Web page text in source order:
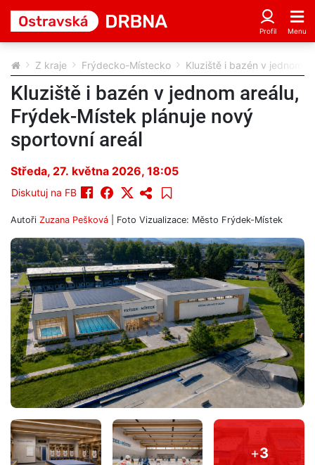
Z kraje Frýdecko-Místecko Kluziště i bazén v jednom
Kluziště i bazén v jednom areálu,
Frýdek-Místek plánuje nový
sportovní areál
Středa, 27. května 2026, 18:05
Diskutuj na FB
Autoři Zuzana Pešková | Foto Vizualizace: Město Frýdek-Místek
+3